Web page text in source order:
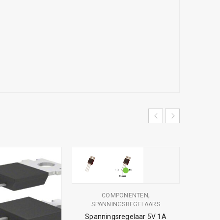
COMPONENTEN,
SPANNINGSREGELAARS
Spanningsregelaar 5V 1A